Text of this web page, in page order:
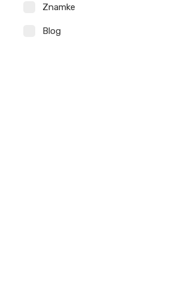
Znamke
Blog